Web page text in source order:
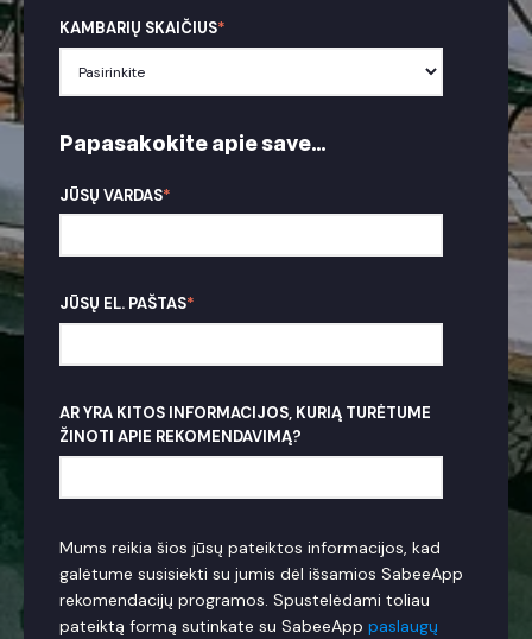
KAMBARIŲ SKAIČIUS*
Papasakokite apie save...
JŪSŲ VARDAS*
JŪSŲ EL. PAŠTAS*
AR YRA KITOS INFORMACIJOS, KURIĄ TURĖTUME
ŽINOTI APIE REKOMENDAVIMĄ?
Mums reikia šios jūsų pateiktos informacijos, kad
galėtume susisiekti su jumis dėl išsamios SabeeApp
rekomendacijų programos. Spustelėdami toliau
pateiktą formą sutinkate su SabeeApp paslaugų